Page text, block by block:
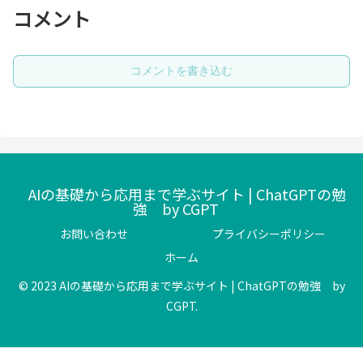
コメント
コメントを書き込む
AIの基礎から応用まで学ぶサイト | ChatGPTの勉
強 by CGPT
お問い合わせ
プライバシーポリシー
ホーム
© 2023 AIの基礎から応用まで学ぶサイト | ChatGPTの勉強 by
CGPT.